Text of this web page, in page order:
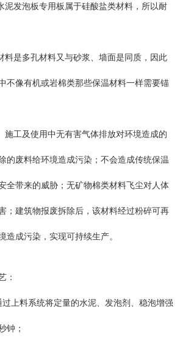
泥发泡板专用板属于硅酸盐类材料，所以耐
料是多孔材料又与砂浆、墙面是同质，因此
不像有机或岩棉类那些保温材料一样需要锚
施工及使用中无有害气体排放对环境造成的
的废料给环境造成污染；不会造成传统保温
全带来的威胁；无矿物棉类材料飞尘对人体
；建筑物报废拆除后，该材料经过粉碎可再
造成污染，实现可持续生产。
：
上料系统将定量的水泥、发泡剂、稳泡增强
钟；